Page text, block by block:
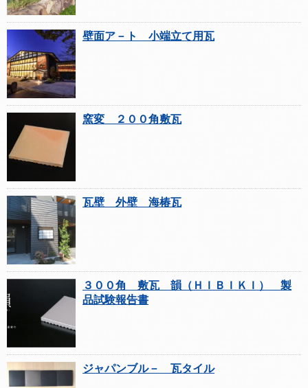
壁面ア－ト 小端立て用瓦
窯変 ２００角敷瓦
瓦壁 外壁 海椿瓦
３００角 敷瓦 韻（ＨＩＢＩＫＩ） 製
品試験報告書
ジャパンブル－ 瓦タイル